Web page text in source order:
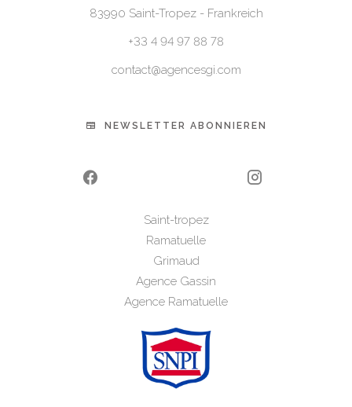
83990 Saint-Tropez - Frankreich
+33 4 94 97 88 78
contact@agencesgi.com
NEWSLETTER ABONNIEREN
Saint-tropez
Ramatuelle
Grimaud
Agence Gassin
Agence Ramatuelle